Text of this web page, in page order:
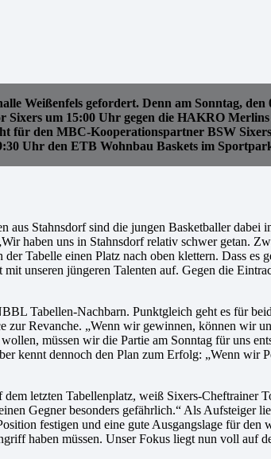
Weißenfels gefordert. Denn am Sonntag, den
um 15:00 Uhr gegen die HAKRO
für den MBC-Kooperationspartner BSW
Uhr den ETB Wohnbau Baskets im
Stahnsdorf sind die jungen Basketballer dabei
haben uns in Stahnsdorf relativ schwer getan.
Tabelle einen Platz nach oben klettern. Dass es
unseren jüngeren Talenten auf. Gegen die
Tabellen-Nachbarn. Punktgleich geht es für
zur Revanche. „Wenn wir gewinnen, können wir
müssen wir die Partie am Sonntag für uns
kennt dennoch den Plan zum Erfolg: „Wenn wir
letzten Tabellenplatz, weiß Sixers-Cheftrainer
Gegner besonders gefährlich.“ Als Aufsteiger
festigen und eine gute Ausgangslage für den
haben müssen. Unser Fokus liegt nun voll auf